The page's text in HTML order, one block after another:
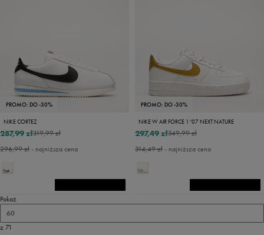
PROMO: DO -30%
NIKE CORTEZ
319,99 zł
287,99 zł
296,99 zł- najniższa cena
PROMO: DO -30%
NIKE W AIR FORCE 1 '07 NEXT NATURE
349,99 zł
297,49 zł
314,49 zł- najniższa cena
Pokaż
60
z 71